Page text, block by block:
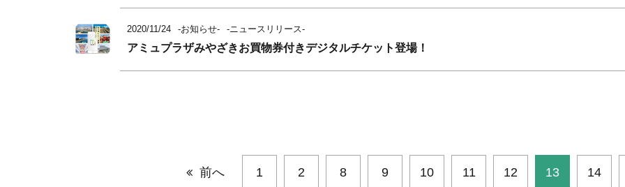
2020/11/24 -お知らせ- -ニュースリリース-
アミュプラザみやざきお買物券付きデジタルチケット登場！
前へ 1 2 8 9 10 11 12 13 14